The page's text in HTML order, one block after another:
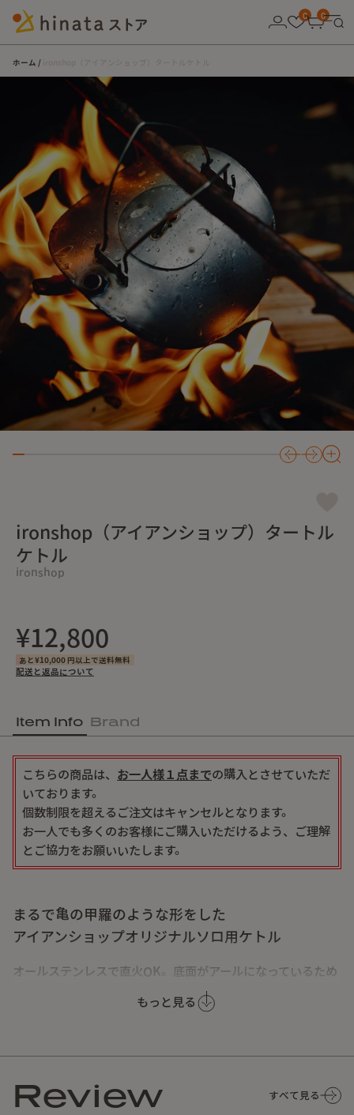
0
0
ホーム
ironshop（アイアンショップ）タートル
ケトル
ironshop
¥12,800
あと¥10,000 円以上で送料無料
配送と返品について
Item Info Brand
もっと見る
こちらの商品は、 お一人様１点までの購入とさせていただ
いております。
個数制限を超えるご注文はキャンセルとなります。
お一人でも多くのお客様にご購入いただけるよう、ご理解
とご協力をお願いいたします。
まるで亀の甲羅のような形をした
アイアンショップオリジナルソロ用ケトル
オールステンレスで直火OK。底面がアールになっているため
薪の上にも安定して直置きできます。
シンプルで無駄のないデザイン。
Review すべて見る